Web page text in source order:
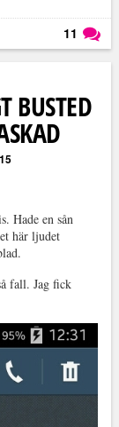
11
BUSTED
Hade en sån
här ljudet
fall. Jag fick